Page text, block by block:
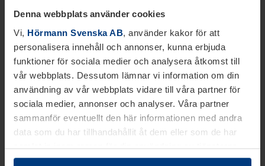
Denna webbplats använder cookies
Vi, Hörmann Svenska AB, använder kakor för att
personalisera innehåll och annonser, kunna erbjuda
funktioner för sociala medier och analysera åtkomst till
vår webbplats. Dessutom lämnar vi information om din
användning av vår webbplats vidare till våra partner för
sociala medier, annonser och analyser. Våra partner
sammanför eventuellt den här informationen med andra
data som du har tillhandahållit åt dem eller som de har
samlat in inom ramen för din användning av tjänsterna.
Juridiskt kan vi lagra kakor på din enhet, om de är